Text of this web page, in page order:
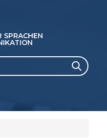
SPRACHEN
Suche